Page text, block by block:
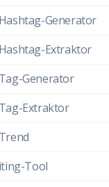
Generator
Extraktor
Generator
Extraktor
Tool